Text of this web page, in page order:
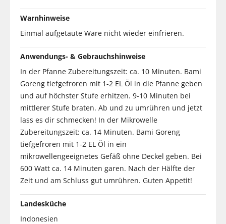
Warnhinweise
Einmal aufgetaute Ware nicht wieder einfrieren.
Anwendungs- & Gebrauchshinweise
In der Pfanne Zubereitungszeit: ca. 10 Minuten. Bami
Goreng tiefgefroren mit 1-2 EL Öl in die Pfanne geben
und auf höchster Stufe erhitzen. 9-10 Minuten bei
mittlerer Stufe braten. Ab und zu umrühren und jetzt
lass es dir schmecken! In der Mikrowelle
Zubereitungszeit: ca. 14 Minuten. Bami Goreng
tiefgefroren mit 1-2 EL Öl in ein
mikrowellengeeignetes Gefäß ohne Deckel geben. Bei
600 Watt ca. 14 Minuten garen. Nach der Hälfte der
Zeit und am Schluss gut umrühren. Guten Appetit!
Landesküche
Indonesien